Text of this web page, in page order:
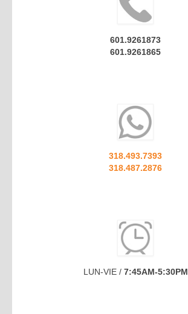
601.9261873
601.9261865
318.493.7393
318.487.2876
LUN-VIE / 7:45AM-5:30PM